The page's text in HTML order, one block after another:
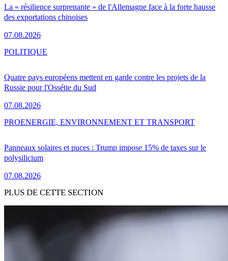
La « résilience surprenante » de l'Allemagne face à la forte hausse
des exportations chinoises
07.08.2026
Quatre pays européens mettent en garde contre les projets de la
Russie pour l'Ossétie du Sud
07.08.2026
POLITIQUE
Panneaux solaires et puces : Trump impose 15% de taxes sur le
polysilicium
07.08.2026
PROENERGIE, ENVIRONNEMENT ET TRANSPORT
PLUS DE CETTE SECTION